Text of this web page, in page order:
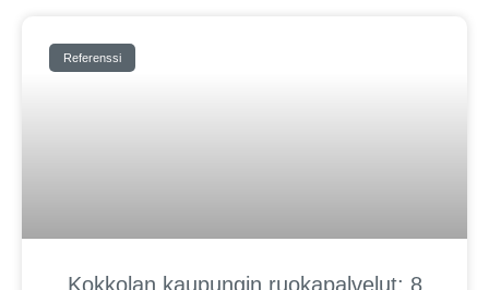
Referenssi
Kokkolan kaupungin ruokapalvelut: 8